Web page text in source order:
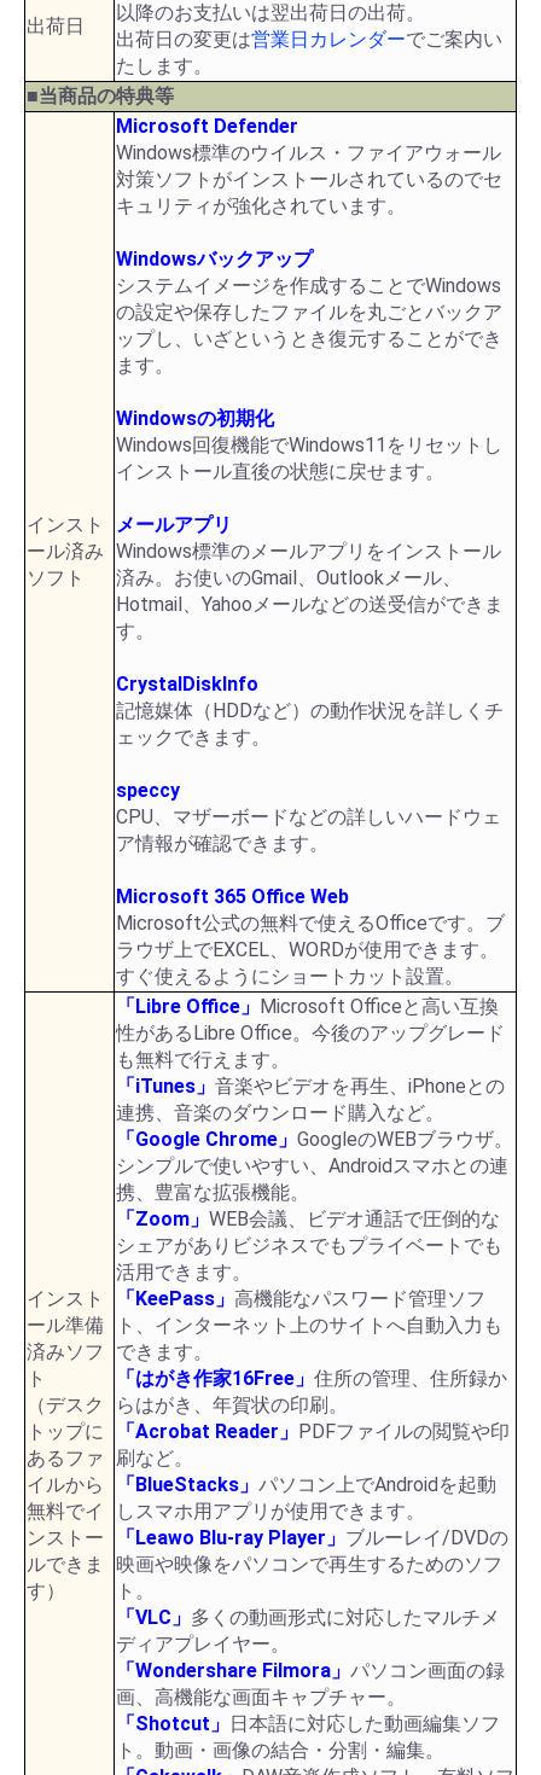
出荷日
以降のお支払いは翌出荷日の出荷。
出荷日の変更は営業日カレンダーでご案内い
たします。
■当商品の特典等
インスト
ール済み
ソフト
Microsoft Defender
Windows標準のウイルス・ファイアウォール
対策ソフトがインストールされているのでセ
キュリティが強化されています。
Windowsバックアップ
システムイメージを作成することでWindows
の設定や保存したファイルを丸ごとバックア
ップし、いざというとき復元することができ
ます。
Windowsの初期化
Windows回復機能でWindows11をリセットし
インストール直後の状態に戻せます。
メールアプリ
Windows標準のメールアプリをインストール
済み。お使いのGmail、Outlookメール、
Hotmail、Yahooメールなどの送受信ができま
す。
CrystalDiskInfo
記憶媒体（HDDなど）の動作状況を詳しくチ
ェックできます。
speccy
CPU、マザーボードなどの詳しいハードウェ
ア情報が確認できます。
Microsoft 365 Office Web
Microsoft公式の無料で使えるOfficeです。ブ
ラウザ上でEXCEL、WORDが使用できます。
すぐ使えるようにショートカット設置。
インスト
ール準備
済みソフ
ト
（デスク
トップに
あるファ
イルから
無料でイ
ンストー
ルできま
す）
「Libre Office」 Microsoft Officeと高い互換
性があるLibre Office。今後のアップグレード
も無料で行えます。
「iTunes」 音楽やビデオを再生、iPhoneとの
連携、音楽のダウンロード購入など。
「Google Chrome」 GoogleのWEBブラウザ。
シンプルで使いやすい、Androidスマホとの連
携、豊富な拡張機能。
「Zoom」 WEB会議、ビデオ通話で圧倒的な
シェアがありビジネスでもプライベートでも
活用できます。
「KeePass」 高機能なパスワード管理ソフ
ト、インターネット上のサイトへ自動入力も
できます。
「はがき作家16Free」 住所の管理、住所録か
らはがき、年賀状の印刷。
「Acrobat Reader」 PDFファイルの閲覧や印
刷など。
「BlueStacks」 パソコン上でAndroidを起動
しスマホ用アプリが使用できます。
「Leawo Blu-ray Player」 ブルーレイ/DVDの
映画や映像をパソコンで再生するためのソフ
ト。
「VLC」 多くの動画形式に対応したマルチメ
ディアプレイヤー。
「Wondershare Filmora」 パソコン画面の録
画、高機能な画面キャプチャー。
「Shotcut」 日本語に対応した動画編集ソフ
ト。動画・画像の結合・分割・編集。